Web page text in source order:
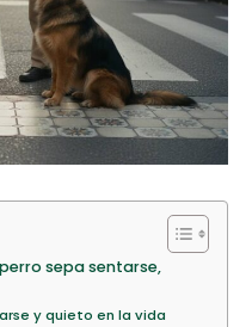
sepa sentarse,
y quieto en la vida